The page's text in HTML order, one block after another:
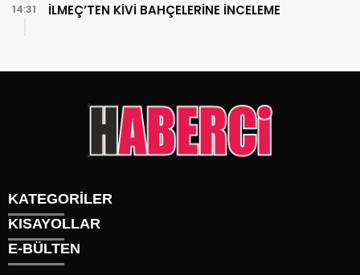
İLMEÇ’TEN KİVİ BAHÇELERİNE İNCELEME
14:31
KATEGORİLER
Gündem
Siyaset
KISAYOLLAR
Künye
E-BÜLTEN